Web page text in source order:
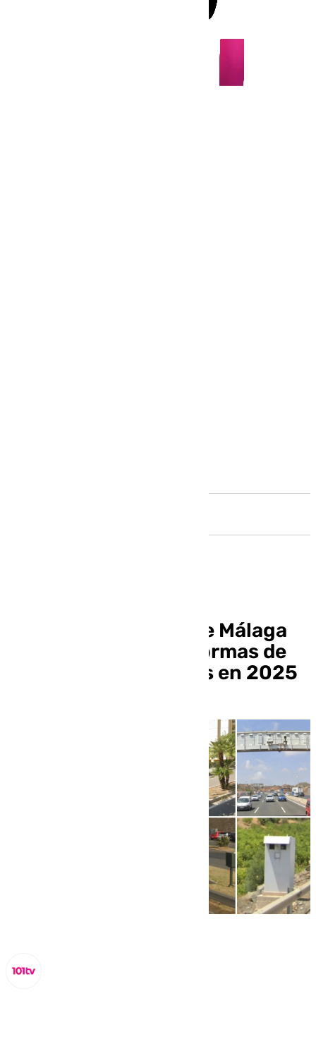
Guía de los radares de Málaga
capital: ubicación, normas de
velocidad y sanciones en 2025